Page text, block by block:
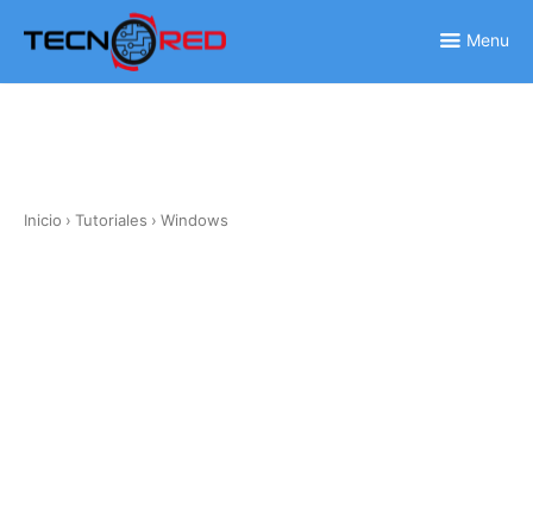
content
Menu
Inicio › Tutoriales › Windows